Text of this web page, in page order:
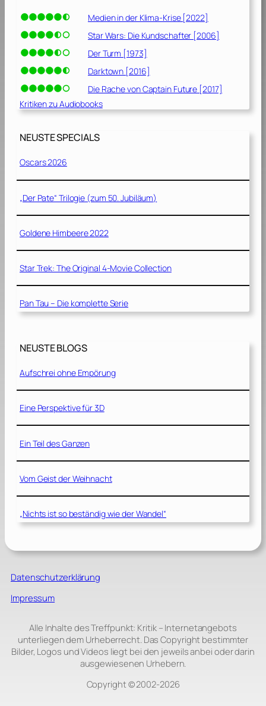
Medien in der Klima-Krise [2022]
Star Wars: Die Kundschafter [2006]
Der Turm [1973]
Darktown [2016]
Die Rache von Captain Future [2017]
Kritiken zu Audiobooks
NEUSTE SPECIALS
Oscars 2026
„Der Pate“ Trilogie (zum 50. Jubiläum)
Goldene Himbeere 2022
Star Trek: The Original 4-Movie Collection
Pan Tau – Die komplette Serie
NEUSTE BLOGS
Aufschrei ohne Empörung
Eine Perspektive für 3D
Ein Teil des Ganzen
Vom Geist der Weihnacht
„Nichts ist so beständig wie der Wandel“
Datenschutzerklärung
Impressum
Alle Inhalte des Treffpunkt: Kritik – Internetangebots
unterliegen dem Urheberrecht. Das Copyright bestimmter
Bilder, Logos und Videos liegt bei den jeweils anbei oder darin
ausgewiesenen Urhebern.
Copyright © 2002‑2026